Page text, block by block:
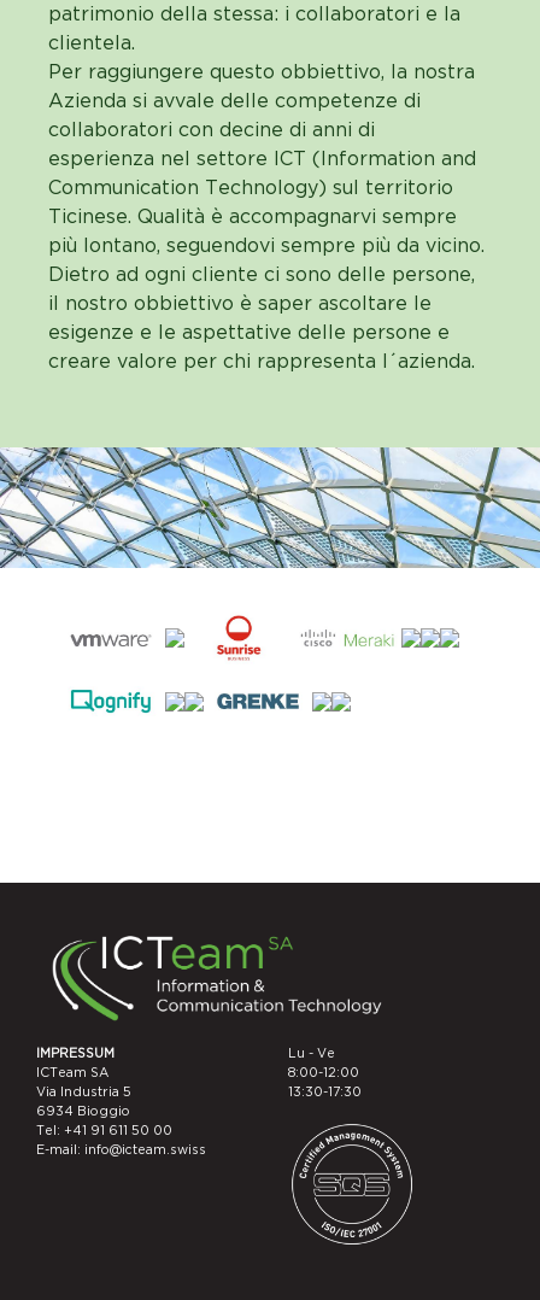
patrimonio della stessa: i collaboratori e la
clientela.
Per raggiungere questo obbiettivo, la nostra
Azienda si avvale delle competenze di
collaboratori con decine di anni di
esperienza nel settore ICT (Information and
Communication Technology) sul territorio
Ticinese. Qualità è accompagnarvi sempre
più lontano, seguendovi sempre più da vicino.
Dietro ad ogni cliente ci sono delle persone,
il nostro obbiettivo è saper ascoltare le
esigenze e le aspettative delle persone e
creare valore per chi rappresenta l´azienda.
IMPRESSUM
ICTeam SA
Via Industria 5
6934 Bioggio
Tel: +41 91 611 50 00
E-mail: info@icteam.swiss
Lu - Ve
8:00-12:00
13:30-17:30